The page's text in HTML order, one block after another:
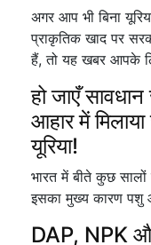
अगर आप भी बिना
प्राकृतिक खाद पर
हैं, तो यह खबर आपके
हो जाएँ
आहार में
यूरिया!
भारत में बीते कुछ
इसका मुख्य कारण पशु
DAP, NPK